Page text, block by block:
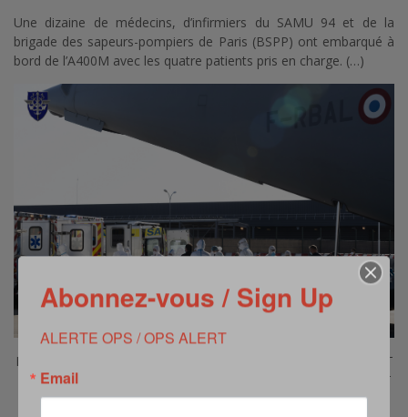
Une dizaine de médecins, d’infirmiers du SAMU 94 et de la
brigade des sapeurs-pompiers de Paris (BSPP) ont embarqué à
bord de l’A400M avec les quatre patients pris en charge. (…)
DÉCLARATION DU GÉNÉRAL PHILIPPE ADAM, COMMANDANT
LE CENTRE D’EXPERTISE AÉRIENNE MILITAIRE, CONCERNANT
L’ENGAGEMENT SANITAIRE DE L’A400M
Abonnez-vous / Sign Up
ALERTE OPS / OPS ALERT
Email